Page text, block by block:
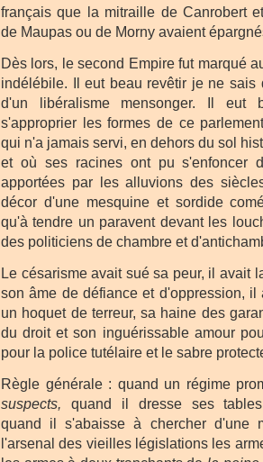
français que la mitraille de Canrobert
de Maupas ou de Morny avaient
Dès lors, le second Empire fut marqué
indélébile. Il eut beau revêtir je ne sais
d'un libéralisme mensonger. Il eut
s'approprier les formes de ce
qui n'a jamais servi, en dehors du sol
et où ses racines ont pu s'enfoncer
apportées par les alluvions des
décor d'une mesquine et sordide
qu'à tendre un paravent devant les
des politiciens de chambre et
Le césarisme avait sué sa peur, il avait
son âme de défiance et d'oppression, il
un hoquet de terreur, sa haine des
du droit et son inguérissable amour
pour la police tutélaire et le sabre
Règle générale : quand un régime
suspects, quand il dresse ses
quand il s'abaisse à chercher d'une
l'arsenal des vieilles législations les